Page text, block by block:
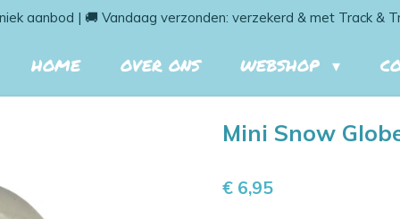
aanbod | 🚚 Vandaag verzonden: verzekerd & met Track &
HOME OVER ONS WEBSHOP
Mini Snow
€ 6,95